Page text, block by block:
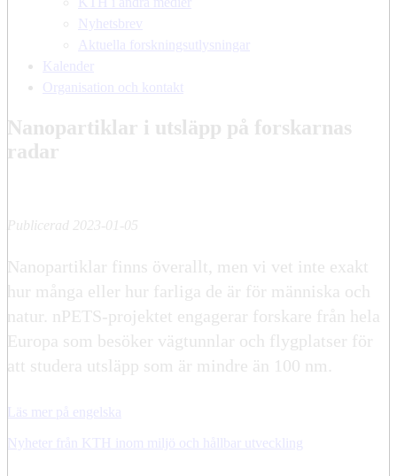
Nyhetsbrev
Aktuella forskningsutlysningar
Kalender
Organisation och kontakt
Nanopartiklar i utsläpp på forskarnas
radar
Publicerad 2023-01-05
Nanopartiklar finns överallt, men vi vet inte exakt
hur många eller hur farliga de är för människa och
natur. nPETS-projektet engagerar forskare från hela
Europa som besöker vägtunnlar och flygplatser för
att studera utsläpp som är mindre än 100 nm.
Läs mer på engelska
Nyheter från KTH inom miljö och hållbar utveckling